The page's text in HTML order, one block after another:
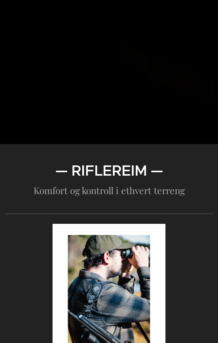
— RIFLEREIM —
Komfort og kontroll i ethvert terreng